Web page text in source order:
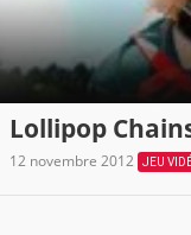
Lollipop
12 novembre 2012 JEU